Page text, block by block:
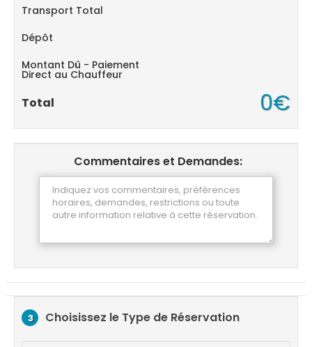
Transport Total
Dépôt
Montant Dû - Paiement
Direct au Chauffeur
Total 0€
Commentaires et Demandes:
3 Choisissez le Type de Réservation